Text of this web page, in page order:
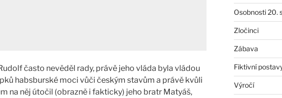
často nevěděl rady, právě jeho vláda byla vládou
habsburské moci vůči českým stavům a právě kvůli
na něj útočil (obrazně i fakticky) jeho bratr Matyáš,
Osobnosti 20.
Zločinci
Zábava
Fiktivní
Výročí